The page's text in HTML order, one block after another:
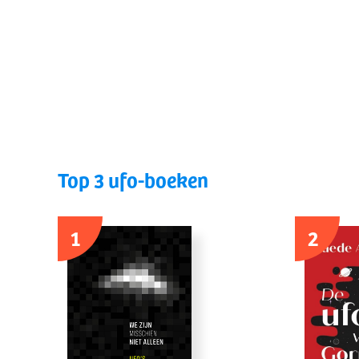
Top 3 ufo-boeken
1
2